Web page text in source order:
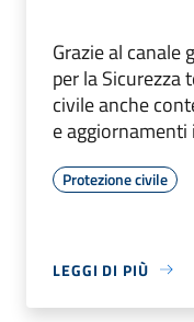
Grazie al canale
per la Sicurezza
civile anche
e
Protezione civile
LEGGI DI PIÙ